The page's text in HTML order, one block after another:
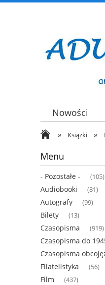
Nowości
» Książki »
Menu
- Pozostałe - (105)
Audiobooki (81)
Autografy (99)
Bilety (13)
Czasopisma (919)
Czasopisma do
Czasopisma
Filatelistyka (56)
Film (437)